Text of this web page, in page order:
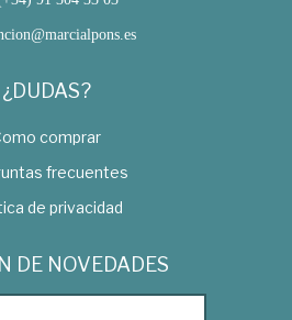
¿DUDAS?
comprar
frecuentes
de privacidad
DE NOVEDADES